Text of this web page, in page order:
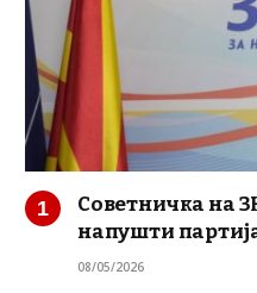
Советничка на
напушти
08/05/2026